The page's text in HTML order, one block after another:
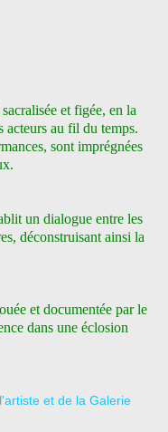
et figée, en la
acteurs au fil du temps.
sont imprégnées
un dialogue entre les
déconstruisant ainsi la
et documentée par le
dans une éclosion